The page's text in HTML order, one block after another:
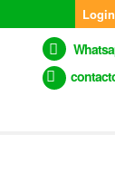
Login